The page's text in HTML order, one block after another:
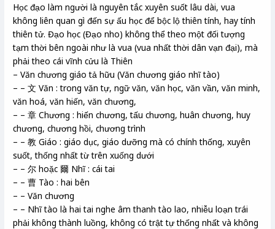
Học đạo làm người là nguyên tắc xuyên suốt lâu dài, vua
không liên quan gì đến sự ấu học để bộc lộ thiên tính, hay tính
thiên tử. Đạo học (Đạo nho) không thể theo một đối tượng
tạm thời bên ngoài như là vua (vua nhất thời dân vạn đại), mà
phải theo cái vĩnh cửu là Thiên
– Văn chương giáo tả hữu (Văn chương giáo nhĩ tào)
– – 文 Văn : trong văn tự, ngữ văn, văn học, văn vần, văn minh,
văn hoá, văn hiến, văn chương,
– – 章 Chương : hiến chương, tấu chương, huân chương, huy
chương, chương hồi, chương trình
– – 教 Giáo : giáo dục, giáo dưỡng mà có chính thống, xuyên
suốt, thống nhất từ trên xuống dưới
– – 尔 hoặc 爾 Nhĩ : cái tai
– – 曹 Tào : hai bên
– – Văn chương
– – Nhĩ tào là hai tai nghe âm thanh tào lao, nhiễu loạn trái
phải không thành luồng, không có trật tự thống nhất và không